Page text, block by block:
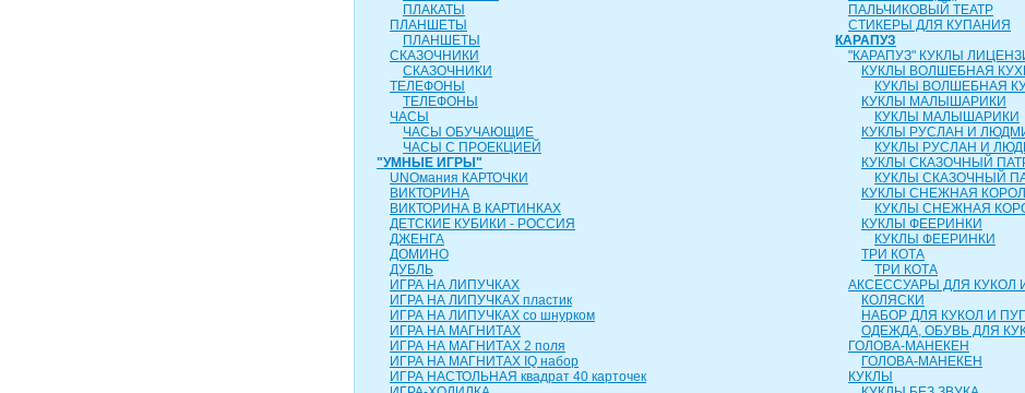
ПЛАКАТЫ
ПЛАНШЕТЫ
ПЛАНШЕТЫ
СКАЗОЧНИКИ
СКАЗОЧНИКИ
ТЕЛЕФОНЫ
ТЕЛЕФОНЫ
ЧАСЫ
ЧАСЫ ОБУЧАЮЩИЕ
ЧАСЫ С ПРОЕКЦИЕЙ
"УМНЫЕ ИГРЫ"
UNOмания КАРТОЧКИ
ВИКТОРИНА
ВИКТОРИНА В КАРТИНКАХ
ДЕТСКИЕ КУБИКИ - РОССИЯ
ДЖЕНГА
ДОМИНО
ДУБЛЬ
ИГРА НА ЛИПУЧКАХ
ИГРА НА ЛИПУЧКАХ пластик
ИГРА НА ЛИПУЧКАХ со шнурком
ИГРА НА МАГНИТАХ
ИГРА НА МАГНИТАХ 2 поля
ИГРА НА МАГНИТАХ IQ набор
ИГРА НАСТОЛЬНАЯ квадрат 40 карточек
ПАЛЬЧИКОВЫЙ ТЕАТР
СТИКЕРЫ ДЛЯ КУПАНИЯ
КАРАПУЗ
"КАРАПУЗ" КУКЛЫ
КУКЛЫ ВОЛШЕБНАЯ
КУКЛЫ ВОЛШЕБНАЯ
КУКЛЫ МАЛЫШАРИКИ
КУКЛЫ МАЛЫШАРИКИ
КУКЛЫ РУСЛАН И
КУКЛЫ РУСЛАН И
КУКЛЫ СКАЗОЧНЫЙ
КУКЛЫ СКАЗОЧНЫЙ
КУКЛЫ СНЕЖНАЯ
КУКЛЫ СНЕЖНАЯ
КУКЛЫ ФЕЕРИНКИ
КУКЛЫ ФЕЕРИНКИ
ТРИ КОТА
ТРИ КОТА
АКСЕССУАРЫ ДЛЯ КУКОЛ
КОЛЯСКИ
НАБОР ДЛЯ КУКОЛ И
ОДЕЖДА, ОБУВЬ ДЛЯ
ГОЛОВА-МАНЕКЕН
ГОЛОВА-МАНЕКЕН
КУКЛЫ